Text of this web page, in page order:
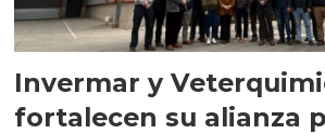
Invermar y
fortalecen su alianza